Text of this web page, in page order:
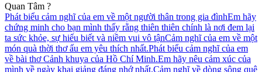
Quan Tâm ?
Phát biểu cảm nghĩ của em về một người thân trong gia đìnhEm hãy
chứng minh cho bạn mình thấy rằng thiên thiên chính là nơi đem lại
ta sức khỏe, sự hiểu biết và niềm vui vô tậnCảm nghĩ của em về một
món quà thời thơ ấu em yêu thích nhất.Phát biểu cảm nghĩ của em
về bài thơ Cảnh khuya của Hồ Chí Minh.Em hãy nêu cảm xúc của
mình về ngày khai giảng đáng nhớ nhất.Cảm nghĩ về dòng sông quê